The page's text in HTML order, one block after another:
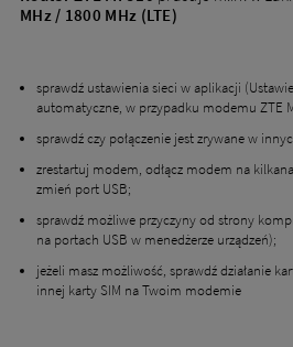
MHz / 1800 MHz (LTE)
sprawdź ustawienia sieci w aplikacji
automatyczne, w przypadku modemu ZTE
sprawdź czy połączenie jest zrywane w
zrestartuj modem, odłącz modem na
zmień port USB;
sprawdź możliwe przyczyny od strony
na portach USB w menedżerze urządzeń);
jeżeli masz możliwość, sprawdź działanie
innej karty SIM na Twoim modemie